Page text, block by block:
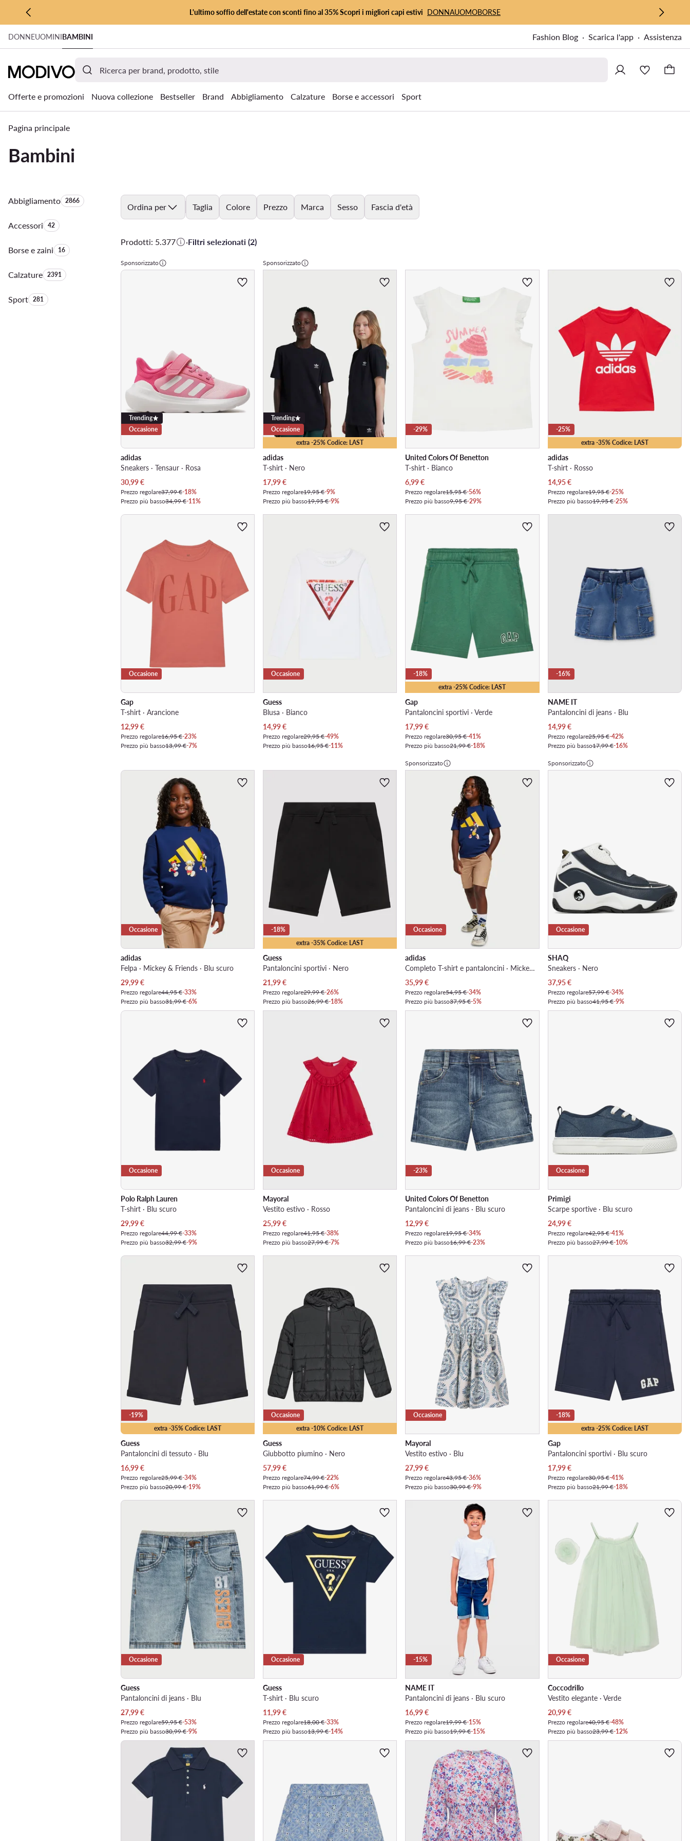
VAI AL CONTENUTO PRINCIPALE
VAI ALLA RICERCA
L'ultimo soffio dell'estate con sconti fino al 35% Scopri i migliori capi estivi DONNAUOMOBORSE
DONNEUOMINIBAMBINI Fashion Blog Scarica l'app Assistenza
Offerte e promozioni Nuova collezione Bestseller Brand Abbigliamento Calzature Borse e accessori Sport
Pagina principale
Bambini
AbbigliamentoQuantità di prodotti:
2866
AccessoriQuantità di prodotti:
42
Borse e zainiQuantità di prodotti:
16
CalzatureQuantità di prodotti:
2391
SportQuantità di prodotti:
281
Ordina per Taglia Colore Prezzo Marca Sesso Fascia d'età
Prodotti: 5.377 ·Filtri selezionati (2)
Sponsorizzato
Trending
Occasione
adidas
Sneakers · Tensaur · Rosa
Prezzo attuale
30,99€
Prezzo regolare37,99 €-18%
Prezzo più basso34,99 €-11%
Sponsorizzato
extra -25% Codice: LAST
Trending
Occasione
adidas
T-shirt · Nero
Prezzo attuale
17,99€
Prezzo regolare19,95 €-9%
Prezzo più basso19,95 €-9%
-29%
United Colors Of Benetton
T-shirt · Bianco
Prezzo attuale
6,99€
Prezzo regolare15,95 €-56%
Prezzo più basso9,95 €-29%
extra -35% Codice: LAST
-25%
adidas
T-shirt · Rosso
Prezzo attuale
14,95€
Prezzo regolare19,95 €-25%
Prezzo più basso19,95 €-25%
Occasione
Gap
T-shirt · Arancione
Prezzo attuale
12,99€
Prezzo regolare16,95 €-23%
Prezzo più basso13,99 €-7%
Occasione
Guess
Blusa · Bianco
Prezzo attuale
14,99€
Prezzo regolare29,95 €-49%
Prezzo più basso16,95 €-11%
extra -25% Codice: LAST
-18%
Gap
Pantaloncini sportivi · Verde
Prezzo attuale
17,99€
Prezzo regolare30,95 €-41%
Prezzo più basso21,99 €-18%
-16%
NAME IT
Pantaloncini di jeans · Blu
Prezzo attuale
14,99€
Prezzo regolare25,95 €-42%
Prezzo più basso17,99 €-16%
Occasione
adidas
Felpa · Mickey & Friends · Blu scuro
Prezzo attuale
29,99€
Prezzo regolare44,95 €-33%
Prezzo più basso31,99 €-6%
extra -35% Codice: LAST
-18%
Guess
Pantaloncini sportivi · Nero
Prezzo attuale
21,99€
Prezzo regolare29,99 €-26%
Prezzo più basso26,99 €-18%
Sponsorizzato
Occasione
adidas
Completo T-shirt e pantaloncini · Mickey & Friends · Multicolore
Prezzo attuale
35,99€
Prezzo regolare54,95 €-34%
Prezzo più basso37,95 €-5%
Sponsorizzato
Occasione
SHAQ
Sneakers · Nero
Prezzo attuale
37,95€
Prezzo regolare57,99 €-34%
Prezzo più basso41,95 €-9%
Occasione
Polo Ralph Lauren
T-shirt · Blu scuro
Prezzo attuale
29,99€
Prezzo regolare44,99 €-33%
Prezzo più basso32,99 €-9%
Occasione
Mayoral
Vestito estivo · Rosso
Prezzo attuale
25,99€
Prezzo regolare41,95 €-38%
Prezzo più basso27,99 €-7%
-23%
United Colors Of Benetton
Pantaloncini di jeans · Blu scuro
Prezzo attuale
12,99€
Prezzo regolare19,95 €-34%
Prezzo più basso16,99 €-23%
Occasione
Primigi
Scarpe sportive · Blu scuro
Prezzo attuale
24,99€
Prezzo regolare42,95 €-41%
Prezzo più basso27,99 €-10%
extra -35% Codice: LAST
-19%
Guess
Pantaloncini di tessuto · Blu
Prezzo attuale
16,99€
Prezzo regolare25,99 €-34%
Prezzo più basso20,99 €-19%
extra -10% Codice: LAST
Occasione
Guess
Giubbotto piumino · Nero
Prezzo attuale
57,99€
Prezzo regolare74,99 €-22%
Prezzo più basso61,99 €-6%
Occasione
Mayoral
Vestito estivo · Blu
Prezzo attuale
27,99€
Prezzo regolare43,95 €-36%
Prezzo più basso30,99 €-9%
extra -25% Codice: LAST
-18%
Gap
Pantaloncini sportivi · Blu scuro
Prezzo attuale
17,99€
Prezzo regolare30,95 €-41%
Prezzo più basso21,99 €-18%
Occasione
Guess
Pantaloncini di jeans · Blu
Prezzo attuale
27,99€
Prezzo regolare59,95 €-53%
Prezzo più basso30,99 €-9%
Occasione
Guess
T-shirt · Blu scuro
Prezzo attuale
11,99€
Prezzo regolare18,00 €-33%
Prezzo più basso13,99 €-14%
-15%
NAME IT
Pantaloncini di jeans · Blu scuro
Prezzo attuale
16,99€
Prezzo regolare19,99 €-15%
Prezzo più basso19,99 €-15%
Occasione
Coccodrillo
Vestito elegante · Verde
Prezzo attuale
20,99€
Prezzo regolare40,95 €-48%
Prezzo più basso23,99 €-12%